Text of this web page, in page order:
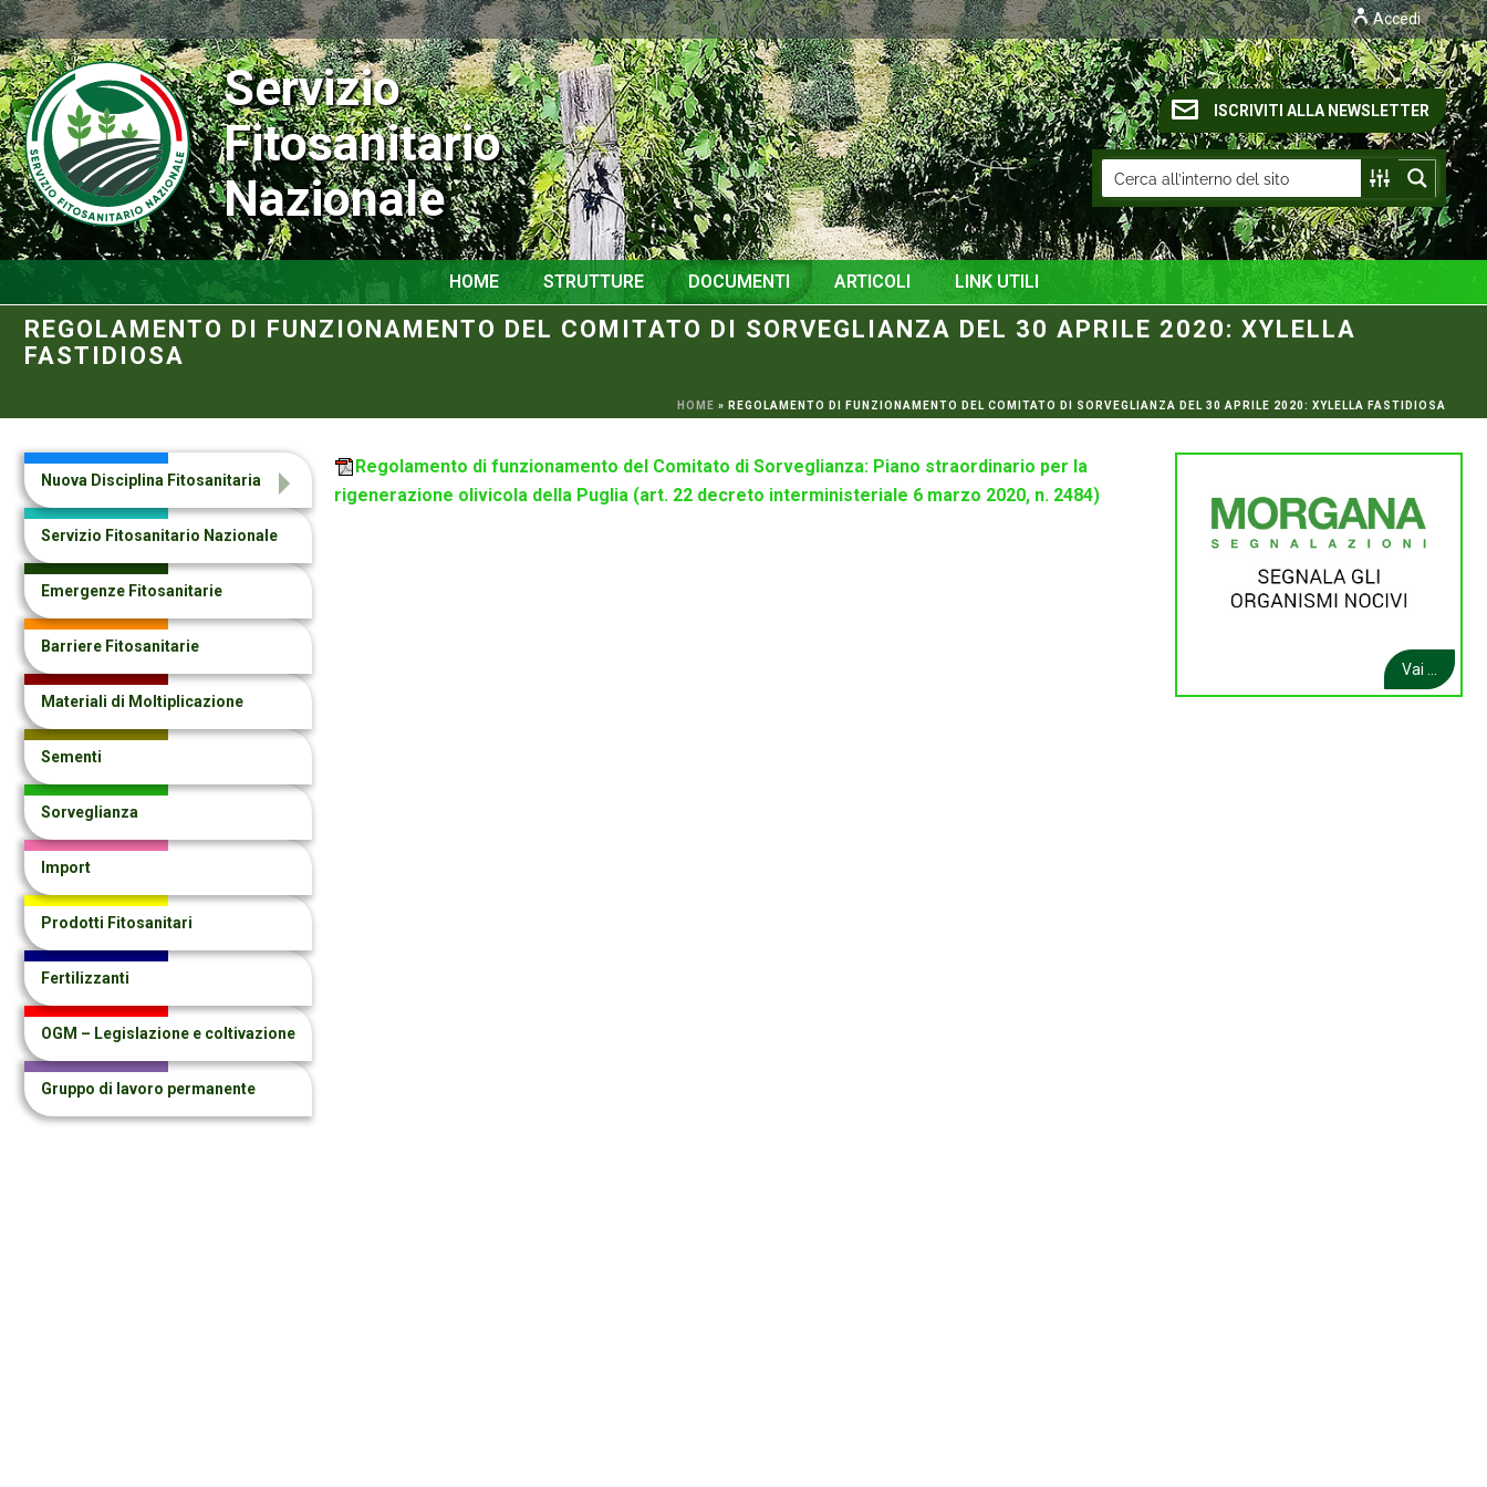
Accedi
Servizio
Fitosanitario
Nazionale
ISCRIVITI ALLA NEWSLETTER
HOME STRUTTURE DOCUMENTI ARTICOLI LINK UTILI
REGOLAMENTO DI FUNZIONAMENTO DEL COMITATO DI SORVEGLIANZA DEL 30 APRILE 2020: XYLELLA
FASTIDIOSA
HOME » REGOLAMENTO DI FUNZIONAMENTO DEL COMITATO DI SORVEGLIANZA DEL 30 APRILE 2020: XYLELLA FASTIDIOSA
Regolamento di funzionamento del Comitato di Sorveglianza: Piano straordinario per la
rigenerazione olivicola della Puglia (art. 22 decreto interministeriale 6 marzo 2020, n. 2484)
Nuova Disciplina Fitosanitaria
Servizio Fitosanitario Nazionale
Emergenze Fitosanitarie
Barriere Fitosanitarie
Materiali di Moltiplicazione
Sementi
Sorveglianza
Import
Prodotti Fitosanitari
Fertilizzanti
OGM – Legislazione e coltivazione
Gruppo di lavoro permanente
Vai ...